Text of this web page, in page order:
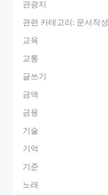
관광지
관련 카테고리: 문서작성
교육
교통
글쓰기
금액
금융
기술
기억
기준
노래